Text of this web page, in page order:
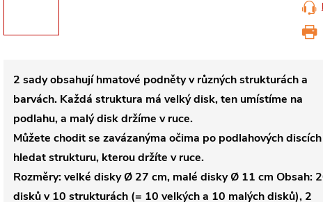
2 sady obsahují hmatové podněty v různých strukturách a
barvách. Každá struktura má velký disk, ten umístíme na
podlahu, a malý disk držíme v ruce.
Můžete chodit se zavázanýma očima po podlahových
hledat strukturu, kterou držíte v ruce.
Rozměry: velké disky Ø 27 cm, malé disky Ø 11 cm Obsah:
disků v 10 strukturách (= 10 velkých a 10 malých disků), 2